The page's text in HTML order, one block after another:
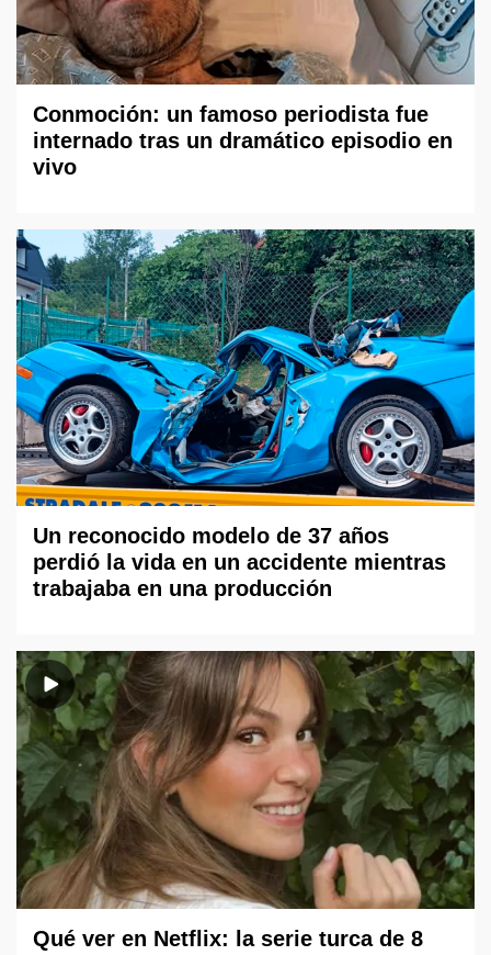
Conmoción: un famoso periodista fue
internado tras un dramático episodio en
vivo
Un reconocido modelo de 37 años
perdió la vida en un accidente mientras
trabajaba en una producción
Qué ver en Netflix: la serie turca de 8